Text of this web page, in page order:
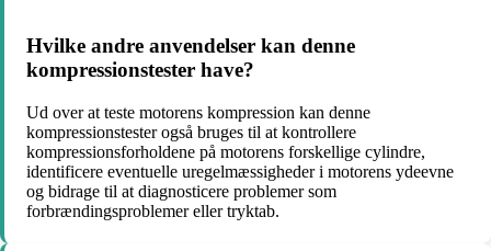
Hvilke andre anvendelser kan denne
kompressionstester have?
Ud over at teste motorens kompression kan denne
kompressionstester også bruges til at kontrollere
kompressionsforholdene på motorens forskellige cylindre,
identificere eventuelle uregelmæssigheder i motorens ydeevne
og bidrage til at diagnosticere problemer som
forbrændingsproblemer eller tryktab.